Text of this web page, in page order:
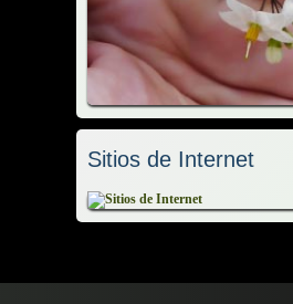
Sitios de Internet